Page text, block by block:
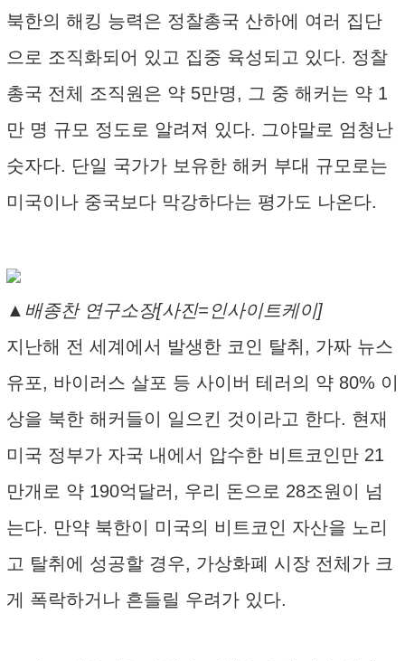
북한의 해킹 능력은 정찰총국 산하에 여러 집단
으로 조직화되어 있고 집중 육성되고 있다. 정찰
총국 전체 조직원은 약 5만명, 그 중 해커는 약 1
만 명 규모 정도로 알려져 있다. 그야말로 엄청난
숫자다. 단일 국가가 보유한 해커 부대 규모로는
미국이나 중국보다 막강하다는 평가도 나온다.
▲배종찬 연구소장[사진=인사이트케이]
지난해 전 세계에서 발생한 코인 탈취, 가짜 뉴스
유포, 바이러스 살포 등 사이버 테러의 약 80% 이
상을 북한 해커들이 일으킨 것이라고 한다. 현재
미국 정부가 자국 내에서 압수한 비트코인만 21
만개로 약 190억달러, 우리 돈으로 28조원이 넘
는다. 만약 북한이 미국의 비트코인 자산을 노리
고 탈취에 성공할 경우, 가상화폐 시장 전체가 크
게 폭락하거나 흔들릴 우려가 있다.